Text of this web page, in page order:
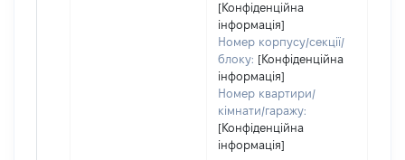
[Конфіденційна
інформація]
Номер корпусу/секції/
блоку: [Конфіденційна
інформація]
Номер квартири/
кімнати/гаражу:
[Конфіденційна
інформація]